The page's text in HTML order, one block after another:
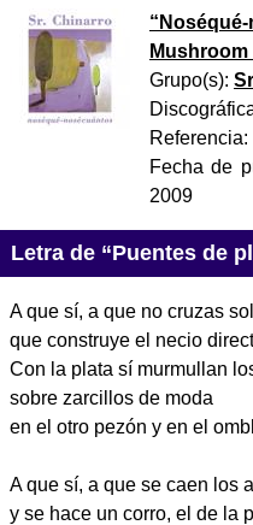
“
Mushroom
Grupo(s):
Referencia:
Fecha de
2009
Letra de “Puentes de
A que sí, a que no cruzas
que construye el necio
Con la plata sí murmullan
sobre zarcillos de moda
en el otro pezón y en el
A que sí, a que se caen los
y se hace un corro, el de la